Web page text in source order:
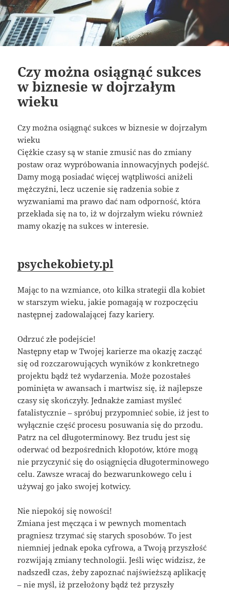
Czy można osiągnąć sukces
w biznesie w dojrzałym
wieku
Czy można osiągnąć sukces w biznesie w dojrzałym
wieku
Ciężkie czasy są w stanie zmusić nas do zmiany
postaw oraz wypróbowania innowacyjnych podejść.
Damy mogą posiadać więcej wątpliwości aniżeli
mężczyźni, lecz uczenie się radzenia sobie z
wyzwaniami ma prawo dać nam odporność, która
przekłada się na to, iż w dojrzałym wieku również
mamy okazję na sukces w interesie.
psychekobiety.pl
Mając to na wzmiance, oto kilka strategii dla kobiet
w starszym wieku, jakie pomagają w rozpoczęciu
następnej zadowalającej fazy kariery.
Odrzuć złe podejście!
Następny etap w Twojej karierze ma okazję zacząć
się od rozczarowujących wyników z konkretnego
projektu bądź też wydarzenia. Może pozostałeś
pominięta w awansach i martwisz się, iż najlepsze
czasy się skończyły. Jednakże zamiast myśleć
fatalistycznie – spróbuj przypomnieć sobie, iż jest to
wyłącznie część procesu posuwania się do przodu.
Patrz na cel długoterminowy. Bez trudu jest się
oderwać od bezpośrednich kłopotów, które mogą
nie przyczynić się do osiągnięcia długoterminowego
celu. Zawsze wracaj do bezwarunkowego celu i
używaj go jako swojej kotwicy.
Nie niepokój się nowości!
Zmiana jest męcząca i w pewnych momentach
pragniesz trzymać się starych sposobów. To jest
niemniej jednak epoka cyfrowa, a Twoją przyszłość
rozwijają zmiany technologii. Jeśli więc widzisz, że
nadszedł czas, żeby zapoznać najświeższą aplikację
– nie myśl, iż przełożony bądź też przyszły